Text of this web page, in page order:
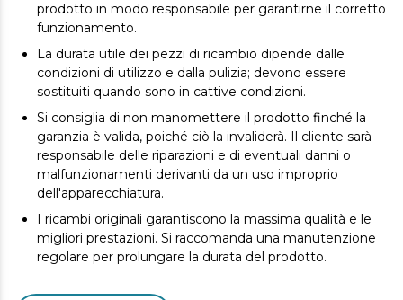
prodotto in modo responsabile per garantirne il corretto
funzionamento.
La durata utile dei pezzi di ricambio dipende dalle
condizioni di utilizzo e dalla pulizia; devono essere
sostituiti quando sono in cattive condizioni.
Si consiglia di non manomettere il prodotto finché la
garanzia è valida, poiché ciò la invaliderà. Il cliente sarà
responsabile delle riparazioni e di eventuali danni o
malfunzionamenti derivanti da un uso improprio
dell'apparecchiatura.
I ricambi originali garantiscono la massima qualità e le
migliori prestazioni. Si raccomanda una manutenzione
regolare per prolungare la durata del prodotto.